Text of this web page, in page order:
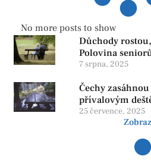
No more posts to show
Důchody
Polovina
penzi, tisíce
reformy
7 srpna, 2025
Čechy
přívalovým
zatopení
25 července, 2025